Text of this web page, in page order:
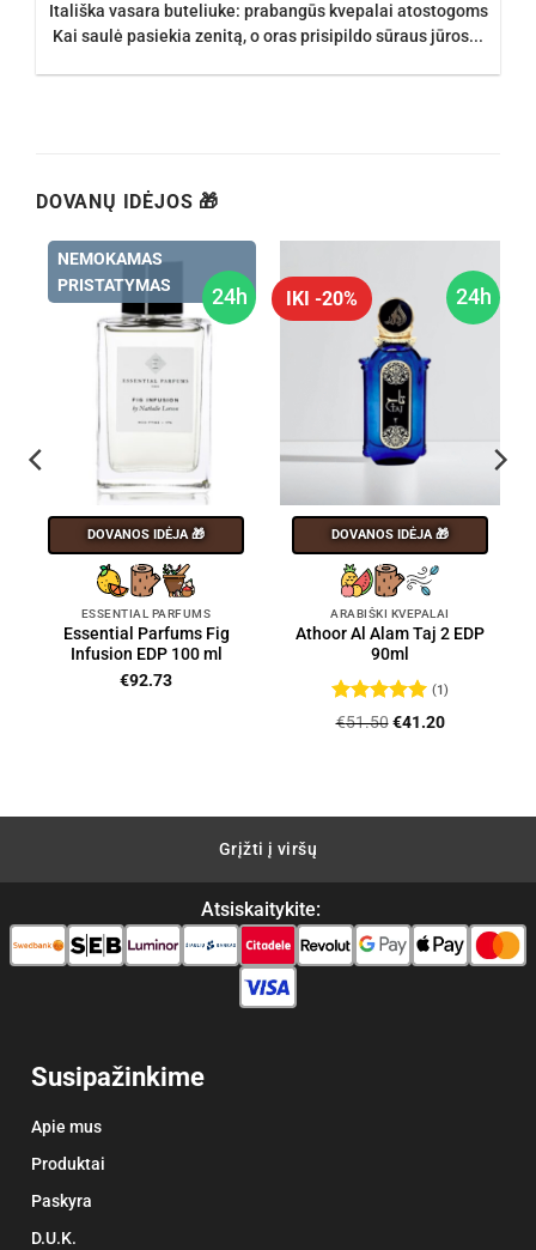
Itališka vasara buteliuke: prabangūs kvepalai atostogoms
Kai saulė pasiekia zenitą, o oras prisipildo sūraus jūros...
DOVANŲ IDĖJOS 🎁
24h
NEMOKAMAS
PRISTATYMAS
DOVANOS IDĖJA 🎁
ESSENTIAL PARFUMS
Essential Parfums Fig
Infusion EDP 100 ml
€92.73
24h
IKI -20%
DOVANOS IDĖJA 🎁
ARABIŠKI KVEPALAI
Athoor Al Alam Taj 2 EDP
90ml
Įvertinimas:
(1)
€51.50 Original
€41.20Current
Grįžti į viršų
Atsiskaitykite:
Susipažinkime
Apie mus
Produktai
Paskyra
D.U.K.